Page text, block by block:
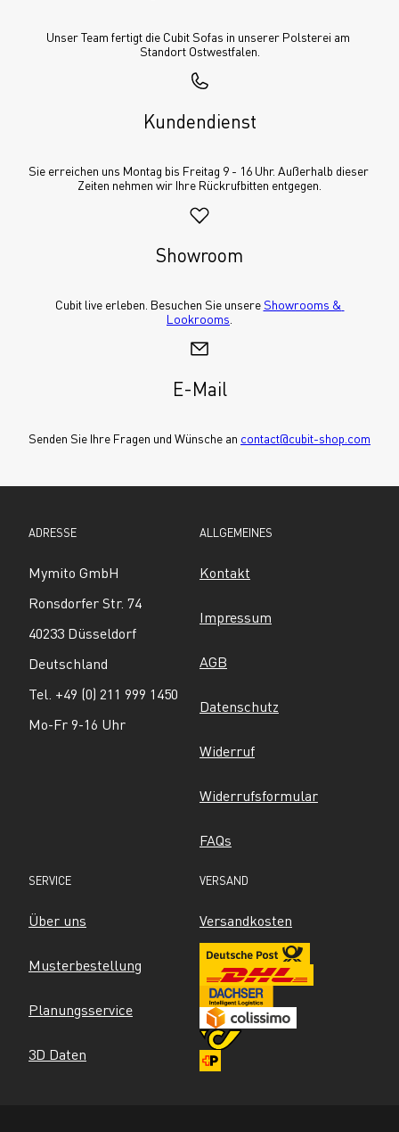
Unser Team fertigt die Cubit Sofas in unserer Polsterei am
Standort Ostwestfalen.
Kundendienst
Sie erreichen uns Montag bis Freitag 9 - 16 Uhr. Außerhalb dieser
Zeiten nehmen wir Ihre Rückrufbitten entgegen.
Showroom
Cubit live erleben. Besuchen Sie unsere Showrooms &
Lookrooms
E-Mail
Senden Sie Ihre Fragen und Wünsche an contact@cubit-shop.com
ADRESSE
Mymito GmbH
Ronsdorfer Str. 74
40233 Düsseldorf
Deutschland
Tel. +49 (0) 211 999 1450
Mo-Fr 9-16 Uhr
ALLGEMEINES
Kontakt
Impressum
AGB
Datenschutz
Widerruf
Widerrufsformular
FAQs
SERVICE
Über uns
Musterbestellung
Planungsservice
3D Daten
VERSAND
Versandkosten